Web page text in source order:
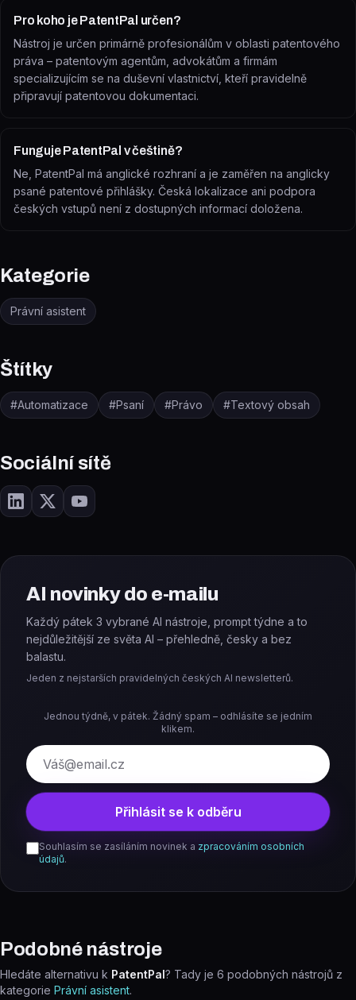
Pro koho je PatentPal určen?
Nástroj je určen primárně profesionálům v oblasti patentového
práva – patentovým agentům, advokátům a firmám
specializujícím se na duševní vlastnictví, kteří pravidelně
připravují patentovou dokumentaci.
Funguje PatentPal v češtině?
Ne, PatentPal má anglické rozhraní a je zaměřen na anglicky
psané patentové přihlášky. Česká lokalizace ani podpora
českých vstupů není z dostupných informací doložena.
Kategorie
Právní asistent
Štítky
#Automatizace #Psaní #Právo #Textový obsah
Sociální sítě
AI novinky do e-mailu
Každý pátek 3 vybrané AI nástroje, prompt týdne a to
nejdůležitější ze světa AI – přehledně, česky a bez
balastu.
Jeden z nejstarších pravidelných českých AI newsletterů.
Jednou týdně, v pátek. Žádný spam – odhlásíte se jedním
klikem.
E-mail
Přihlásit se k odběru
Souhlasím se zasíláním novinek a zpracováním osobních
údajů.
Podobné nástroje
Hledáte alternativu k PatentPal? Tady je 6 podobných nástrojů z
kategorie Právní asistent.